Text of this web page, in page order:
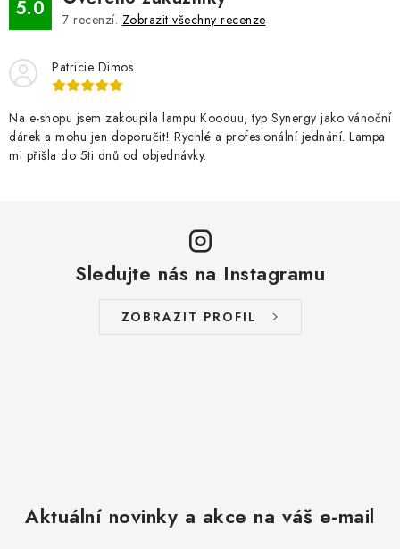
5.0 7 recenzí. Zobrazit všechny recenze
Patricie Dimos
Na e-shopu jsem zakoupila lampu Kooduu, typ Synergy jako vánoční
dárek a mohu jen doporučit! Rychlé a profesionální jednání. Lampa
mi přišla do 5ti dnů od objednávky.
Sledujte nás na Instagramu
ZOBRAZIT PROFIL
Aktuální novinky a akce na váš e-mail